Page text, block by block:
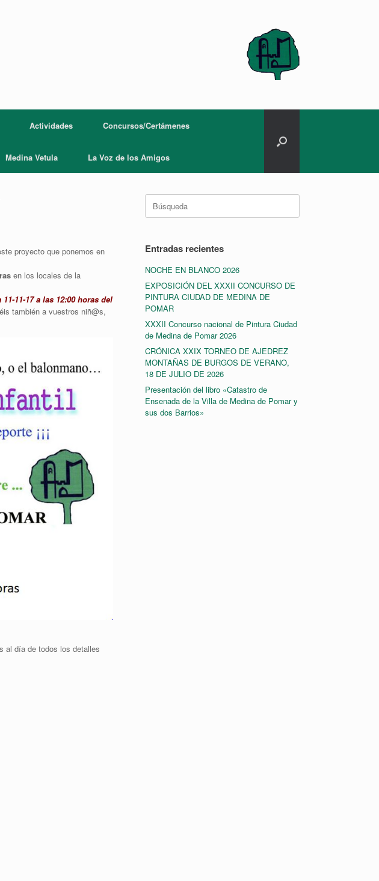
Actividades Concursos/Certámenes
Medina Vetula La Voz de los Amigos
proyecto que ponemos en
en los locales de la
11-17 a las 12:00 horas del
también a vuestros niñ@s,
al día de todos los detalles
Buscar:
Entradas recientes
NOCHE EN BLANCO 2026
EXPOSICIÓN DEL XXXII CONCURSO DE
PINTURA CIUDAD DE MEDINA DE
POMAR
XXXII Concurso nacional de Pintura Ciudad
de Medina de Pomar 2026
CRÓNICA XXIX TORNEO DE AJEDREZ
MONTAÑAS DE BURGOS DE VERANO,
18 DE JULIO DE 2026
Presentación del libro «Catastro de
Ensenada de la Villa de Medina de Pomar y
sus dos Barrios»